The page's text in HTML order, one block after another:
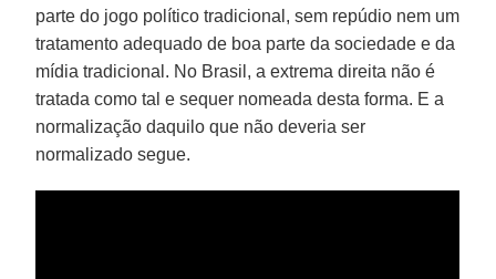
parte do jogo político tradicional, sem repúdio nem um
tratamento adequado de boa parte da sociedade e da
mídia tradicional. No Brasil, a extrema direita não é
tratada como tal e sequer nomeada desta forma. E a
normalização daquilo que não deveria ser
normalizado segue.